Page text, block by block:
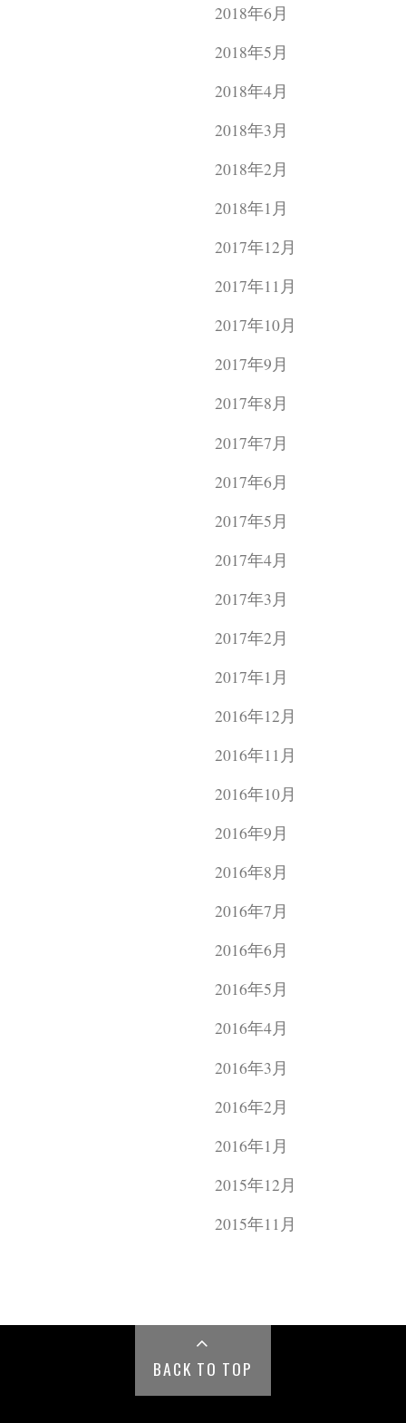
2018年6月
2018年5月
2018年4月
2018年3月
2018年2月
2018年1月
2017年12月
2017年11月
2017年10月
2017年9月
2017年8月
2017年7月
2017年6月
2017年5月
2017年4月
2017年3月
2017年2月
2017年1月
2016年12月
2016年11月
2016年10月
2016年9月
2016年8月
2016年7月
2016年6月
2016年5月
2016年4月
2016年3月
2016年2月
2016年1月
2015年12月
2015年11月
BACK TO TOP